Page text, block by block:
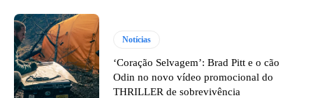
Notícias
‘Coração Selvagem’: Brad Pitt e o cão
Odin no novo vídeo promocional do
THRILLER de sobrevivência